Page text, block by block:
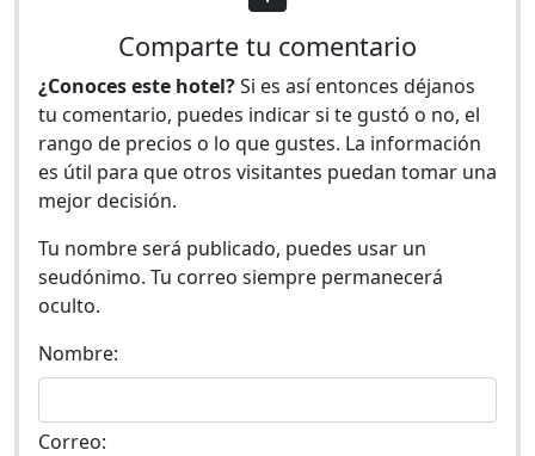
Comparte tu comentario
¿Conoces este hotel?Si es así entonces déjanos
tu comentario, puedes indicar si te gustó o no, el
rango de precios o lo que gustes. La información
es útil para que otros visitantes puedan tomar una
mejor decisión.
Tu nombre será publicado, puedes usar un
seudónimo. Tu correo siempre permanecerá
oculto.
Nombre:
Correo: